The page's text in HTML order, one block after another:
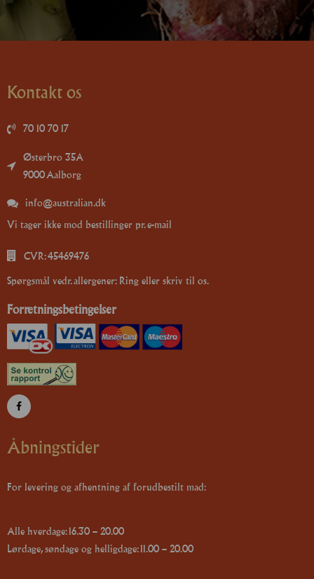
Kontakt os
70 10 70 17
Østerbro 35A
9000 Aalborg
info@australian.dk
Vi tager ikke mod bestillinger pr. e-mail
CVR: 45469476
Spørgsmål vedr. allergener: Ring eller skriv til os.
Forretningsbetingelser
Åbningstider
For levering og afhentning af forudbestilt mad:
Alle hverdage: 16.30 – 20.00
Lørdage, søndage og helligdage: 11.00 – 20.00